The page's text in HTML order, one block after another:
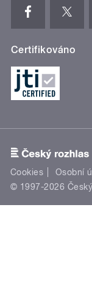
Certifikováno
Cookies Osobní
© 1997-2026